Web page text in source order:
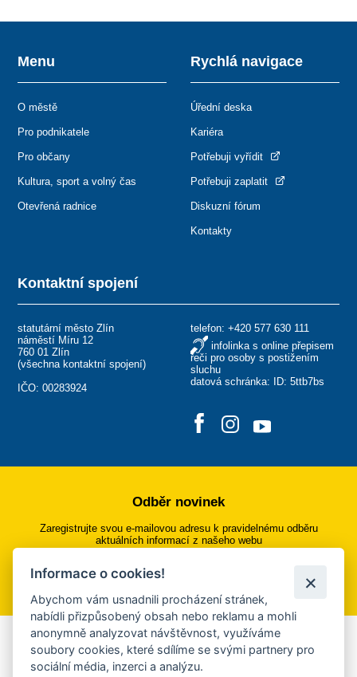
Kontaktní spojení
statutární město Zlín
náměstí Míru 12
760 01 Zlín
(všechna kontaktní spojení)
IČO: 00283924
telefon: +420 577 630 111
infolinka s online přepisem
řeči pro osoby s postižením
sluchu
datová schránka: ID: 5ttb7bs
Menu
O městě
Pro podnikatele
Pro občany
Kultura, sport a volný čas
Otevřená radnice
Rychlá navigace
Úřední deska
Kariéra
Potřebuji vyřídit
Potřebuji zaplatit
Diskuzní fórum
Kontakty
Odběr novinek
Zaregistrujte svou e-mailovou adresu k pravidelnému odběru
aktuálních informací z našeho webu
Přihlásit se k odběru
Aplikace Mobilní rozhlas
Chcete dostávat do svého mobilu či mailu upozornění na
Informace o cookies!
Abychom vám usnadnili procházení stránek,
nabídli přizpůsobený obsah nebo reklamu a mohli
anonymně analyzovat návštěvnost, využíváme
soubory cookies, které sdílíme se svými partnery pro
sociální média, inzerci a analýzu.